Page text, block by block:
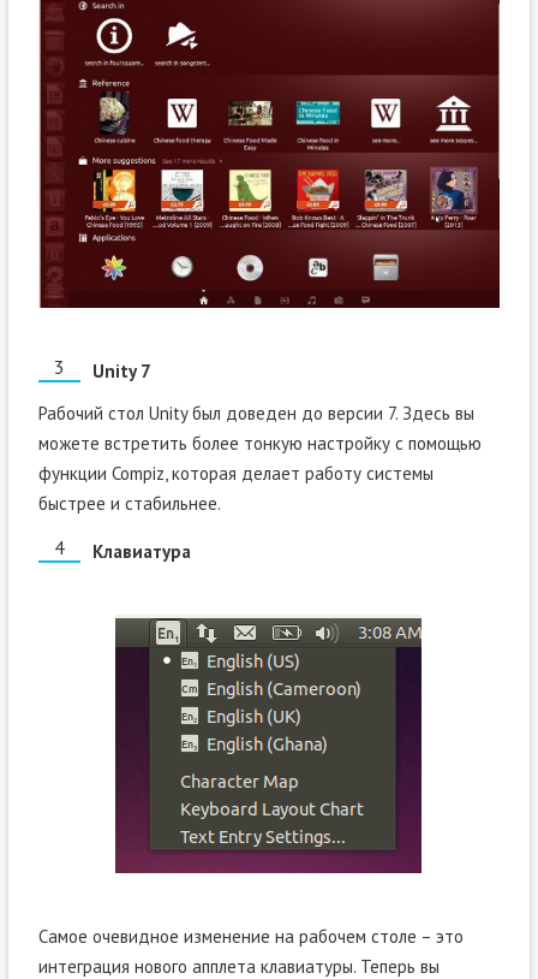
Unity 7
Рабочий стол Unity был доведен до версии 7. Здесь вы
можете встретить более тонкую настройку с помощью
функции Compiz, которая делает работу системы
быстрее и стабильнее.
Клавиатура
Самое очевидное изменение на рабочем столе – это
интеграция нового апплета клавиатуры. Теперь вы